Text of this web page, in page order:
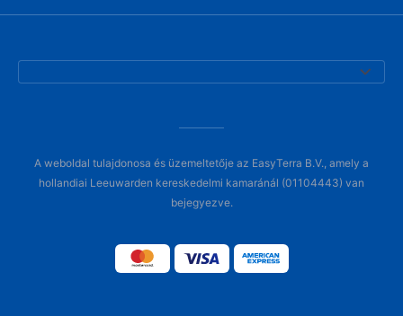
A weboldal tulajdonosa és üzemeltetője az EasyTerra B.V., amely a
hollandiai Leeuwarden kereskedelmi kamaránál (01104443) van
bejegyezve.